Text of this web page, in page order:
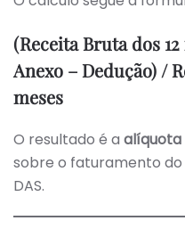
(Receita Bruta dos
Anexo – Dedução) /
meses
O resultado é a
sobre o faturamento
DAS.